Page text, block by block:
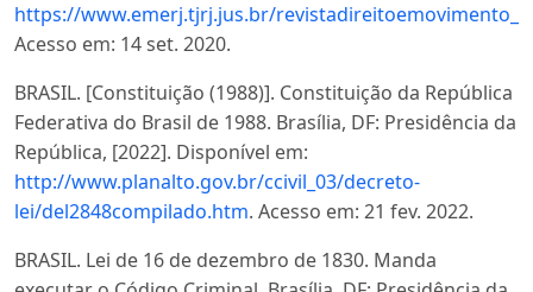
https://www.emerj.tjrj.jus.br/
Acesso em: 14 set. 2020.
BRASIL. [Constituição (1988)]. Constituição da República
Federativa do Brasil de 1988. Brasília, DF: Presidência da
República, [2022]. Disponível em:
http://www.planalto.gov.br/ccivil_03/decreto-
lei/del2848compilado.htm. Acesso em: 21 fev. 2022.
BRASIL. Lei de 16 de dezembro de 1830. Manda